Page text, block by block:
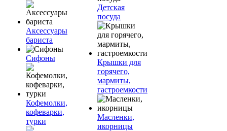
Аксессуары
бариста
Сифоны
Кофемолки,
кофеварки,
турки
Детская
посуда
Крышки для
горячего,
мармиты,
гастроемкости
Масленки,
икорницы